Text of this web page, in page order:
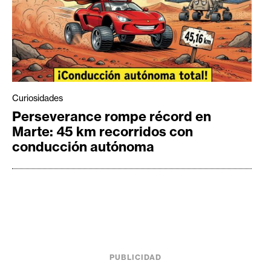
Curiosidades
Perseverance rompe récord en
Marte: 45 km recorridos con
conducción autónoma
PUBLICIDAD